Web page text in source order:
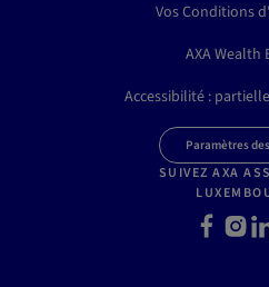
Vos Conditions
AXA Wealth
Accessibilité :
Paramètres
SUIVEZ AXA